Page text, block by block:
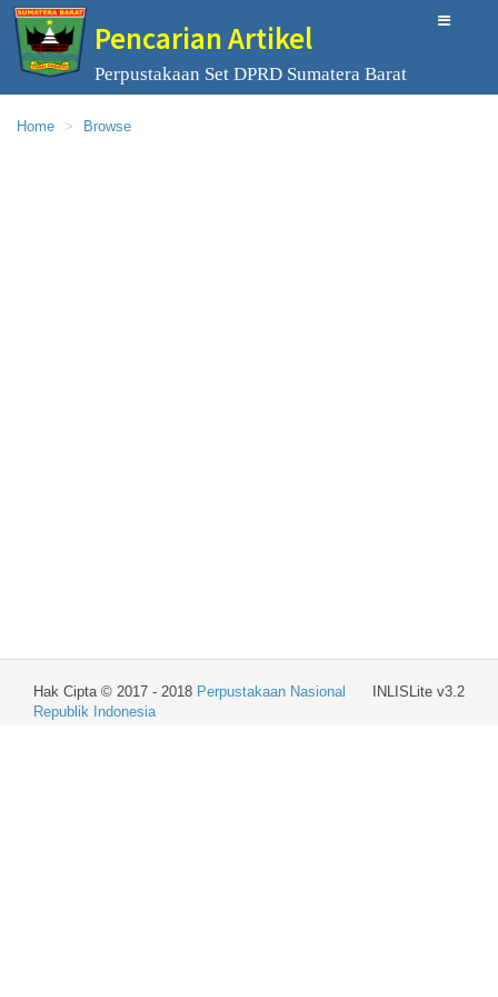
Pencarian Artikel
Perpustakaan Set DPRD Sumatera Barat
Home Browse
INLISLite v3.2
Hak Cipta © 2017 - 2018 Perpustakaan Nasional
Republik Indonesia